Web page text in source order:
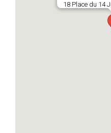
18 Place du 14